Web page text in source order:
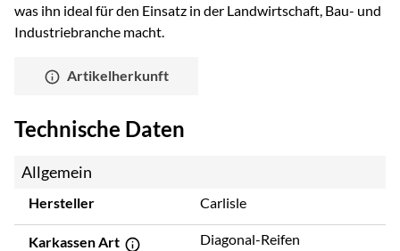
was ihn ideal für den Einsatz in der Landwirtschaft, Bau- und
Industriebranche macht.
Artikelherkunft
Technische Daten
Allgemein
Hersteller Carlisle
Karkassen Art Diagonal-Reifen